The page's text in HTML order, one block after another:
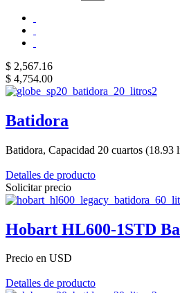
$ 2,567.16
$ 4,754.00
Batidora
Batidora, Capacidad 20 cuartos
Detalles de producto
Solicitar precio
Hobart HL600-1STD
Precio en USD
Detalles de producto